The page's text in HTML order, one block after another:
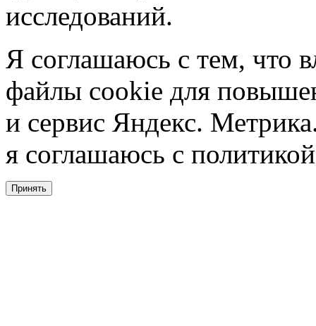
исследований.
Я соглашаюсь с тем, что
файлы cookie для
и сервис Яндекс.
я соглашаюсь с
Принять